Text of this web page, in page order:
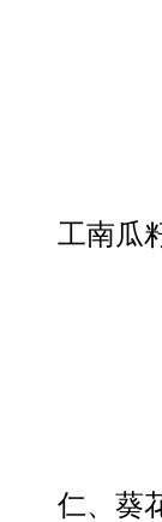
工南瓜
仁、葵